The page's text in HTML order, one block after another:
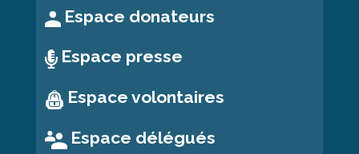
Espace donateurs
Espace presse
Espace volontaires
Espace délégués